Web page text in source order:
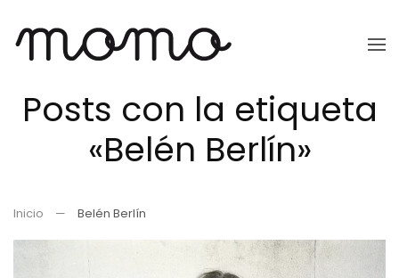
Ir
contenido
principal
Posts con la etiqueta
«Belén Berlín»
Inicio Belén Berlín